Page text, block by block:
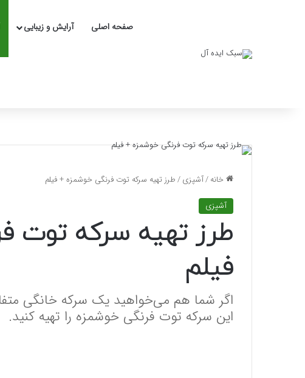
صفحه اصلی آرایش و زیبایی
خانه/آشپزی/طرز تهیه سرکه توت فرنگی خوشمزه + فیلم
آشپزی
طرز تهیه سرکه توت
فیلم
اگر شما هم می‌خواهید یک سرکه خانگی
این سرکه توت فرنگی خوشمزه را تهیه کنید.